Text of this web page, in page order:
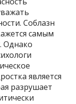
Соблазн
самым
Однако
является
разрушает